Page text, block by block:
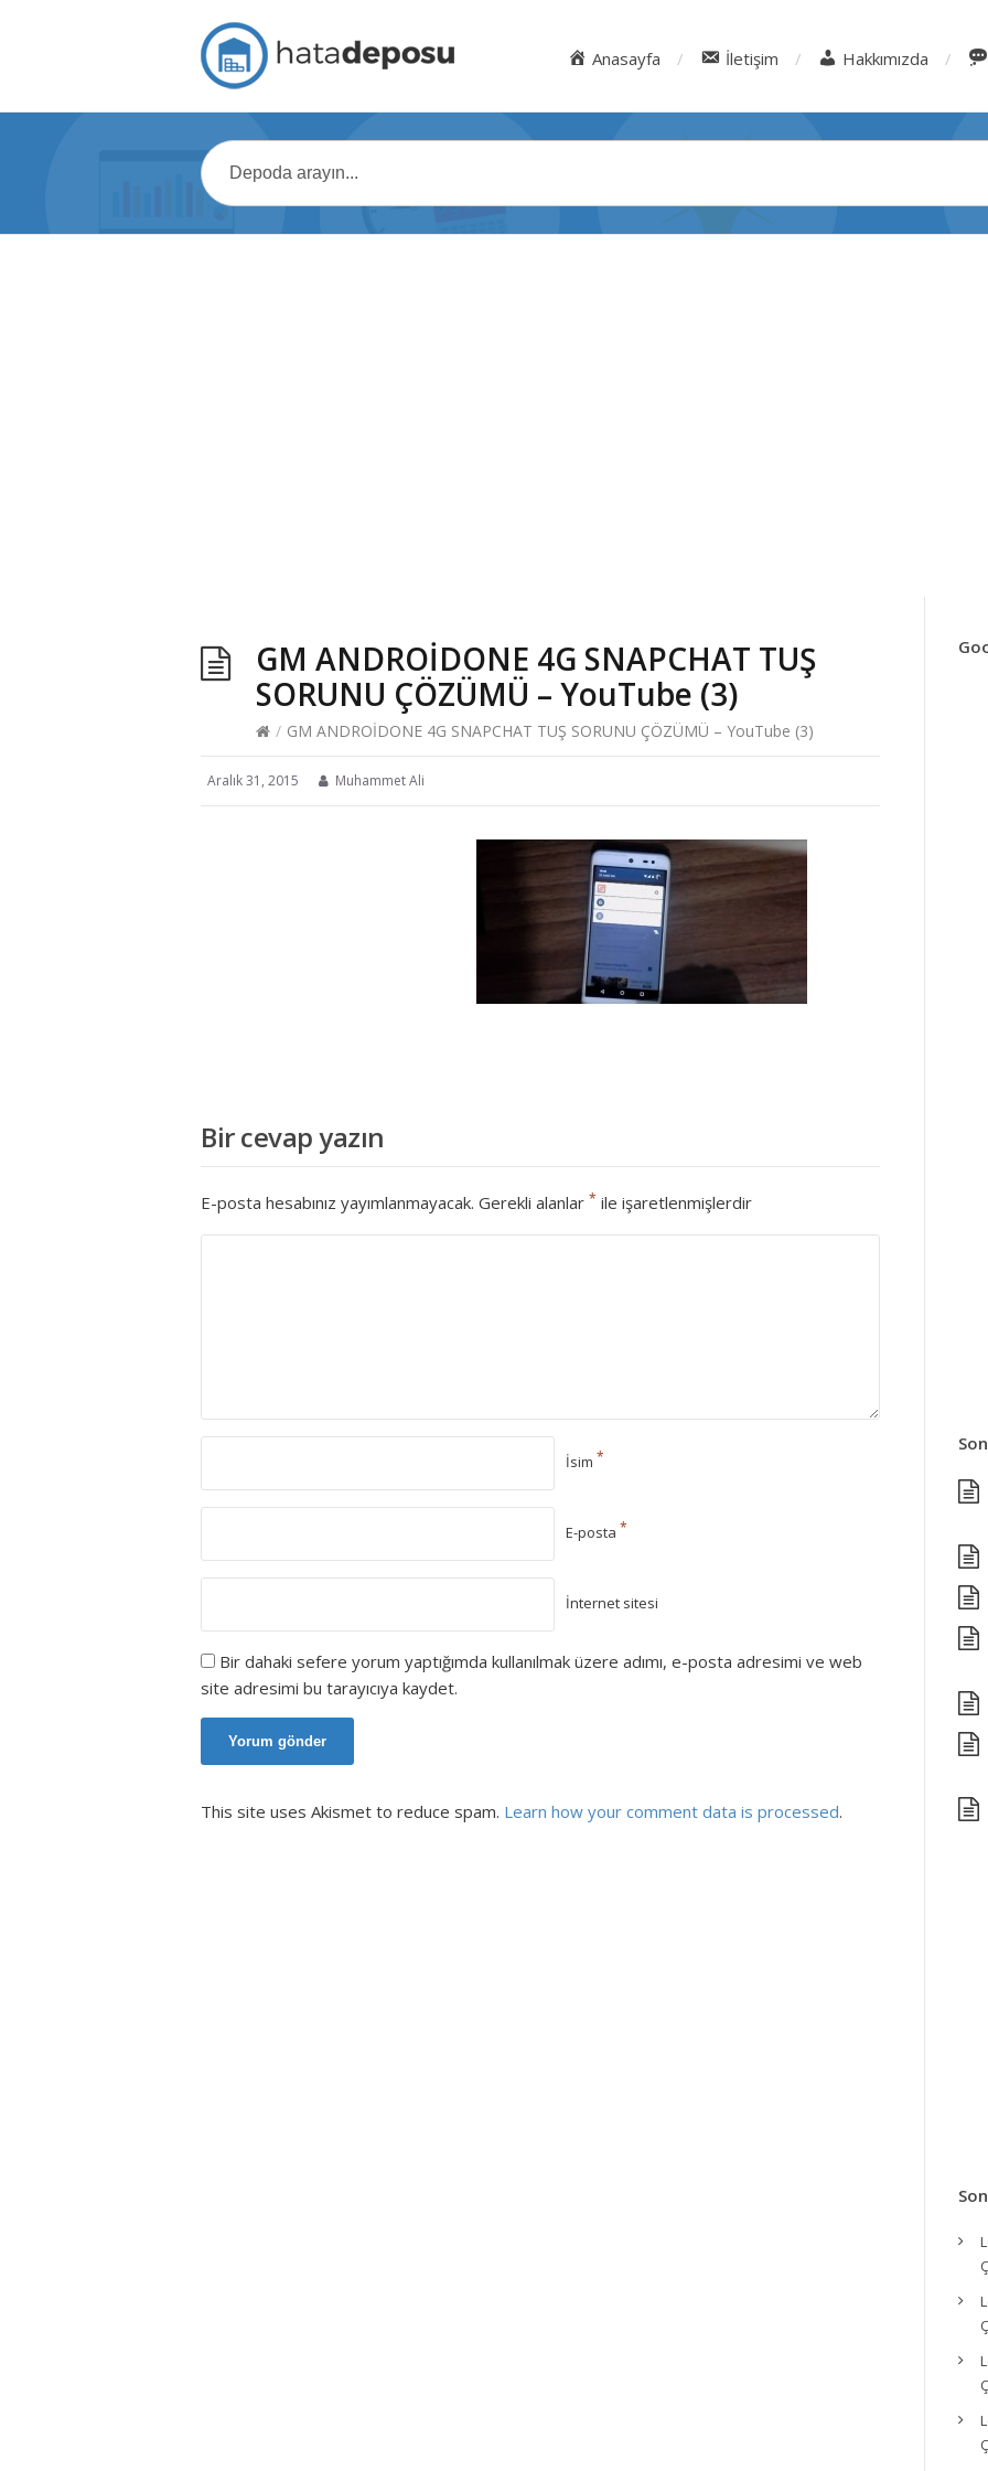
Anasayfa İletişim Hakkımızda
GM ANDROİDONE 4G SNAPCHAT TUŞ
SORUNU ÇÖZÜMÜ – YouTube (3)
/ GM ANDROİDONE 4G SNAPCHAT TUŞ SORUNU ÇÖZÜMÜ – YouTube (3)
Aralık 31, 2015 Muhammet Ali
Bir cevap yazın
E-posta hesabınız yayımlanmayacak. Gerekli alanlar * ile işaretlenmişlerdir
İsim *
E-posta *
İnternet sitesi
Bir dahaki sefere yorum yaptığımda kullanılmak üzere adımı, e-posta adresimi ve web
site adresimi bu tarayıcıya kaydet.
This site uses Akismet to reduce spam. Learn how your comment data is processed.